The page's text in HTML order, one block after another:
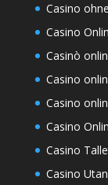
Casino
Casino
Casinò
Casino
Casino
Casino
Casino
Casino